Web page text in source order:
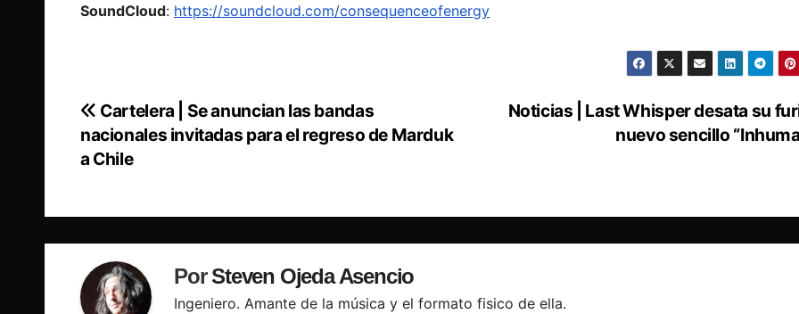
SoundCloud: https://soundcloud.com/consequenceofenergy
Navegación
de
Noticias | Last Whisper desata su
nuevo sencillo
Cartelera | Se anuncian las bandas
nacionales invitadas para el regreso de Marduk
a Chile
PorSteven Ojeda Asencio
Ingeniero. Amante de la música y el formato fisico de ella.